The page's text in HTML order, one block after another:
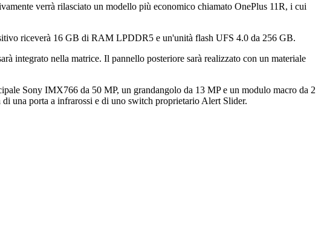
verrà rilasciato un modello più economico chiamato OnePlus 11R, i cui
riceverà 16 GB di RAM LPDDR5 e un'unità flash UFS 4.0 da 256 GB.
nella matrice. Il pannello posteriore sarà realizzato con un materiale
Sony IMX766 da 50 MP, un grandangolo da 13 MP e un modulo macro da 2
una porta a infrarossi e di uno switch proprietario Alert Slider.